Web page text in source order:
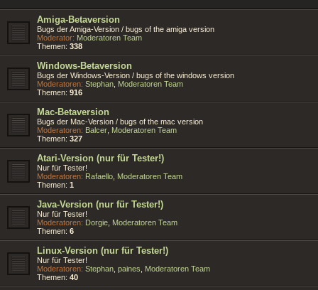
Amiga-Betaversion
Bugs der Amiga-Version / bugs of the amiga version
Moderator: Moderatoren Team
Themen: 338
Windows-Betaversion
Bugs der Windows-Version / bugs of the windows version
Moderatoren: Stephan Moderatoren Team
Themen: 916
Mac-Betaversion
Bugs der Mac-Version / bugs of the mac version
Moderatoren: Balcer Moderatoren Team
Themen: 327
Atari-Version (nur für Tester!)
Nur für Tester!
Moderatoren: Rafaello Moderatoren Team
Themen: 1
Java-Version (nur für Tester!)
Nur für Tester!
Moderatoren: Dorgie Moderatoren Team
Themen: 6
Linux-Version (nur für Tester!)
Nur für Tester!
Moderatoren: Stephan paines
Moderatoren Team
Themen: 40